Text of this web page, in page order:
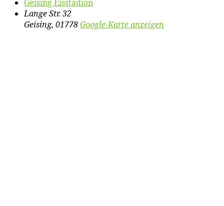
Gei­sing Eisstadion
Lange Str. 32
Geising, 01778Google-Karte anzeigen